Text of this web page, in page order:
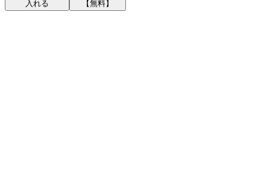
入れる
【無料】